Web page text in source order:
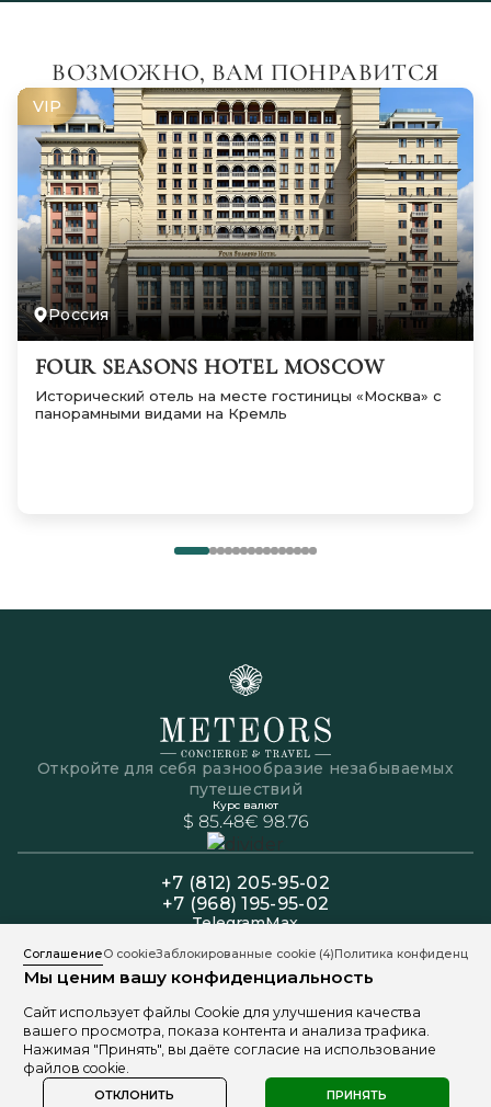
ВОЗМОЖНО, ВАМ ПОНРАВИТСЯ
Россия
VIP
FOUR SEASONS HOTEL MOSCOW
Исторический отель на месте гостиницы «Москва» с
панорамными видами на Кремль
Откройте для себя разнообразие незабываемых
путешествий
Курс валют
$ 85.48€ 98.76
+7 (812) 205-95-02
+7 (968) 195-95-02
TelegramMax
Колл-центр: Пн-Вс 11:00 - 20:00
191025, Санкт-Петербург, ул. Марата 9
1999 - 2026 © «Meteors Travel»
СоглашениеО cookieЗаблокированные cookie (4) Политика
Мы ценим вашу конфиденциальность
Сайт использует файлы Cookie для улучшения качества
вашего просмотра, показа контента и анализа трафика.
Нажимая "Принять", вы даёте согласие на использование
файлов cookie.
ПРИНЯТЬ
ОТКЛОНИТЬ